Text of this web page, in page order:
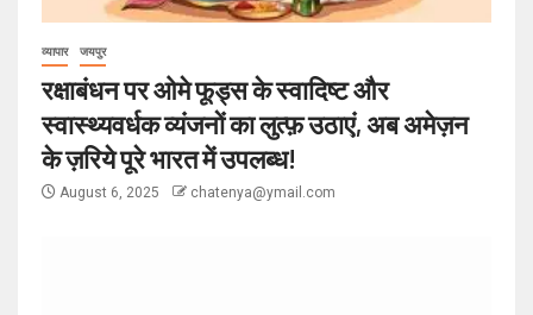
व्यापार जयपुर
रक्षाबंधन पर ओमे फूड्स के स्वादिष्ट और
स्वास्थ्यवर्धक व्यंजनों का लुत्फ़ उठाएं, अब अमेज़न
के ज़रिये पूरे भारत में उपलब्ध!
August 6, 2025 chatenya@ymail.com